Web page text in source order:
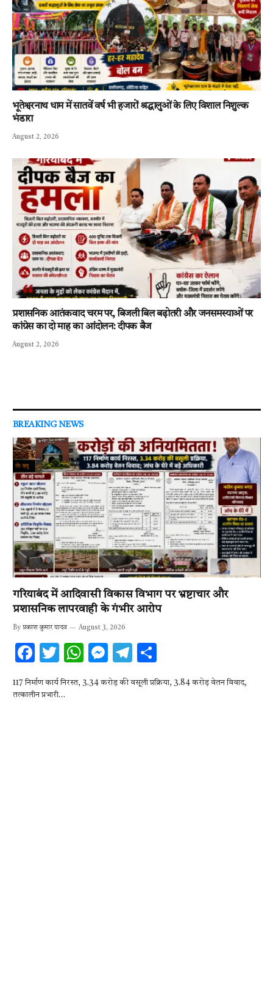
भूतेश्वरनाथ धाम में सातवें वर्ष भी हजारों श्रद्धालुओं के लिए विशाल निशुल्क
भंडारा
August 2, 2026
प्रशासनिक आतंकवाद चरम पर, बिजली बिल बढ़ोतरी और जनसमस्याओं पर
कांग्रेस का दो माह का आंदोलन: दीपक बैज
August 2, 2026
BREAKING NEWS
गरियाबंद में आदिवासी विकास विभाग पर भ्रष्टाचार और
प्रशासनिक लापरवाही के गंभीर आरोप
By प्रकाश कुमार यादव August 3, 2026
F
e
T
it
W
at
M
se
T
e
ar
117 निर्माण कार्य निरस्त, 3.34 करोड़ की वसूली प्रक्रिया, 3.84 करोड़ वेतन विवाद,
तत्कालीन प्रभारी…